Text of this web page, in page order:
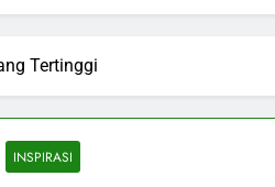
Tertinggi
INSPIRASI